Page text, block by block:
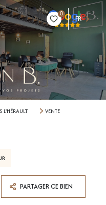
0
FR
L'HÉRAULT
VENTE
PARTAGER CE BIEN